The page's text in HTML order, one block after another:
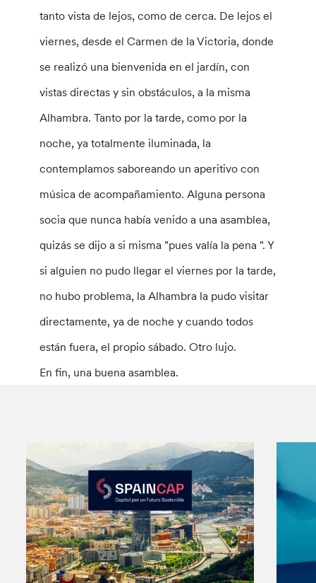
tanto vista de lejos, como de cerca. De lejos el
viernes, desde el Carmen de la Victoria, donde
se realizó una bienvenida en el jardín, con
vistas directas y sin obstáculos, a la misma
Alhambra. Tanto por la tarde, como por la
noche, ya totalmente iluminada, la
contemplamos saboreando un aperitivo con
música de acompañamiento. Alguna persona
socia que nunca había venido a una asamblea,
quizás se dijo a si misma "pues valía la pena ". Y
si alguien no pudo llegar el viernes por la tarde,
no hubo problema, la Alhambra la pudo visitar
directamente, ya de noche y cuando todos
están fuera, el propio sábado. Otro lujo.
En fin, una buena asamblea.